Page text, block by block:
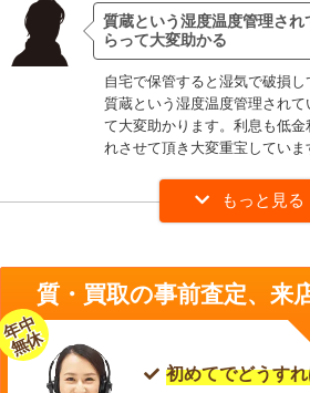
質蔵という湿度温度管理さ
らって大変助かる
自宅で保管すると湿気で破損し
質蔵という湿度温度管理され
て大変助かります。利息も低
れさせて頂き大変重宝していま
子供の学費(私立)を用立てるの
大黒屋の低金利と初回1か月利
ト広告で知り利用しました。
でしたの大変助かりました。
※初回利息無料サービスは終了
質・買取の事前査定、来
年中
無休
初めてでどうす